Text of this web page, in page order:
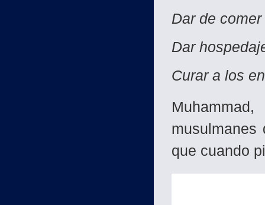
Dar de
Dar
Curar a los
musulmanes
que cuando